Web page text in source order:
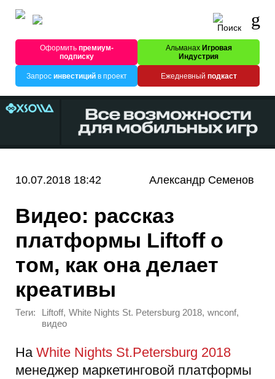
Оформитьпремиум-
подписку
Альманах Игровая
Индустрия
Запрос инвестицийв проект Ежедневный подкаст
10.07.2018 18:42 Александр Семенов
Видео: рассказ
платформы Liftoff о
том, как она делает
креативы
Теги: Liftoff, White Nights St. Petersburg 2018, wnconf,
видео
На White Nights St.Petersburg 2018
менеджер маркетинговой платформы